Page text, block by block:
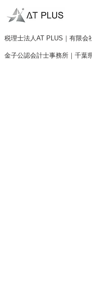
税理士法人AT PLUS｜有限会
金子公認会計士事務所｜ 千葉